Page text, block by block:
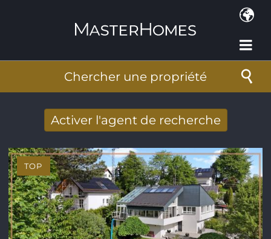
Chercher une propriété
Activer l'agent de recherche
par Email
Adresse de courriel*
TOP